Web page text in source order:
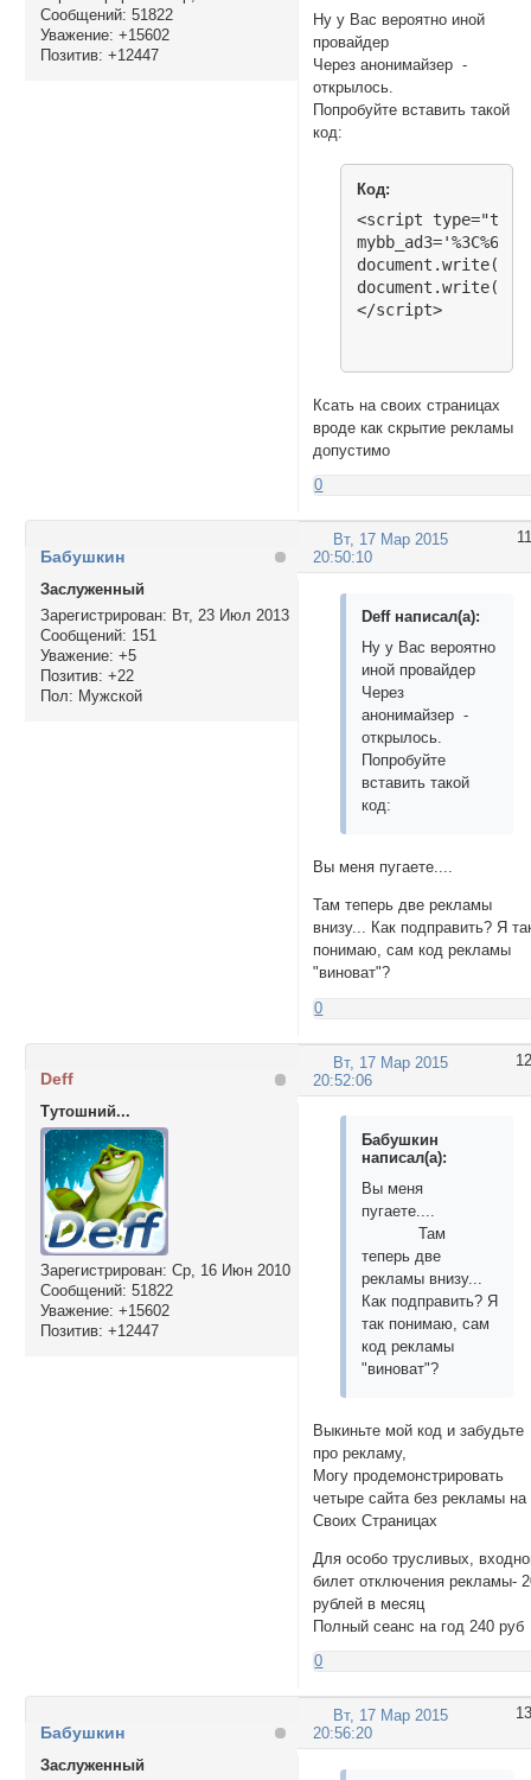
Сообщений: 51822
Уважение: +15602
Позитив: +12447
Ну у Вас вероятно иной
провайдер
Через анонимайзер -
открылось.
Попробуйте вставить такой
код:
Код:
<script
</script>
Ксать на своих страницах
вроде как скрытие рекламы
допустимо
0
11
Вт, 17 Мар 2015
20:50:10
Бабушкин
Заслуженный
Зарегистрирован: Вт, 23 Июл 2013
Сообщений: 151
Уважение: +5
Позитив: +22
Пол: Мужской
Deff написал(а):
Ну у Вас вероятно
иной провайдер
Через
анонимайзер -
открылось.
Попробуйте
вставить такой
код:
Вы меня пугаете....
Там теперь две рекламы
внизу... Как подправить? Я
понимаю, сам код рекламы
"виноват"?
0
12
Вт, 17 Мар 2015
20:52:06
Deff
Тутошний...
Зарегистрирован: Ср, 16 Июн 2010
Сообщений: 51822
Уважение: +15602
Позитив: +12447
Бабушкин
написал(а):
Вы меня
пугаете....
Там
теперь две
рекламы внизу...
Как подправить? Я
так понимаю, сам
код рекламы
"виноват"?
Выкиньте мой код и забудьте
про рекламу,
Могу продемонстрировать
четыре сайта без рекламы на
Своих Страницах
Для особо трусливых,
билет отключения рекламы-
рублей в месяц
Полный сеанс на год 240 руб
0
13
Вт, 17 Мар 2015
20:56:20
Бабушкин
Заслуженный